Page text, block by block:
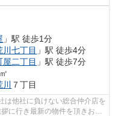
」駅 徒歩1分
川七丁目 」駅 徒歩4分
屋二丁目 」駅 徒歩7分
７丁目
は他社に負けない総合仲介店を
に行き最新の物件を頂きお客